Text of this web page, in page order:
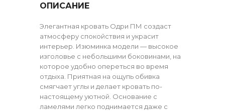
ОПИСАНИЕ
Элегантная кровать Одри ПМ создаст
атмосферу спокойствия и украсит
интерьер. Изюминка модели — высокое
изголовье с небольшими боковинами, на
которое удобно опереться во время
отдыха. Приятная на ощупь обивка
смягчает углы и делает кровать по-
настоящему уютной. Основание с
ламелями легко поднимается даже с